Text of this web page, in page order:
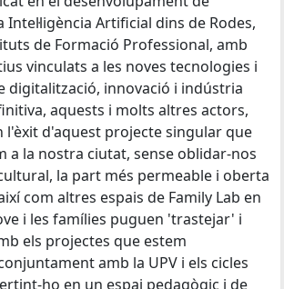
Artificial dins de Rodes,
de Formació Professional, amb
vinculats a les noves tecnologies i
digitalització, innovació i indústria
aquests i molts altres actors,
l'èxit d'aquest projecte singular que
a la nostra ciutat, sense oblidar-nos
la part més permeable i oberta
com altres espais de Family Lab en
i les famílies puguen 'trastejar' i
els projectes que estem
amb la UPV i els cicles
ho en un espai pedagògic i de